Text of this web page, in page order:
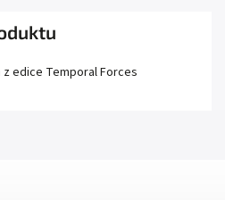
z edice Temporal Forces